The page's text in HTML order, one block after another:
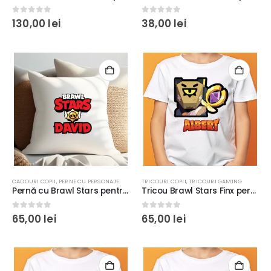
0out of 5
130,00 lei 0out of 5
38,00 lei
CADOURI COPII, PERNE CU PERSONAJE
Pernă cu Brawl Stars pentru copii personalizată cu nume, 40x40cm, diverse modele, poliester #1
0 out of 5
65,00 lei
TRICOURI COPII,TRICOURI GAMING
Tricou Brawl Stars Finx personalizat, pentru copii şi adulţi, regular fit
0 out of 5
65,00 lei